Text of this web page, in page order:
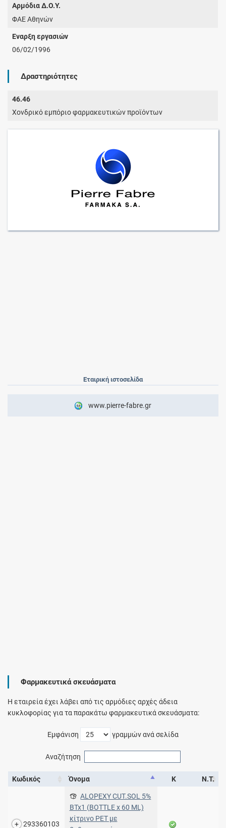
Αρμόδια Δ.Ο.Υ.
ΦΑΕ Αθηνών
Έναρξη εργασιών
06/02/1996
Δραστηριότητες
46.46
Χονδρικό εμπόριο φαρμακευτικών προϊόντων
Εταιρική ιστοσελίδα
www.pierre-fabre.gr
Φαρμακευτικά σκευάσματα
Η εταιρεία έχει λάβει από τις αρμόδιες αρχές άδεια
κυκλοφορίας για τα παρακάτω φαρμακευτικά σκευάσματα:
Εμφάνιση γραμμών ανά σελίδα
Αναζήτηση
Κωδικός Όνομα Κ Ν.Τ.
293360103
ALOPEXY CUT.SOL 5%
BTx1 (BOTTLE x 60 ML)
κίτρινο PET με